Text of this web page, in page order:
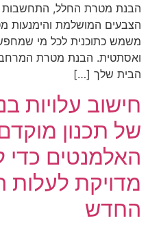
הבנת מטרת החלל, התחשבות
הצבעים המושלמת והימנעות
משמש כתוכנית לכל מי שמחפש
ואסתטית. הבנת מטרת
הבית שלך […]
חישוב עלויות
של תכנון
האלמנטים
מדויקת לעלות
החדש